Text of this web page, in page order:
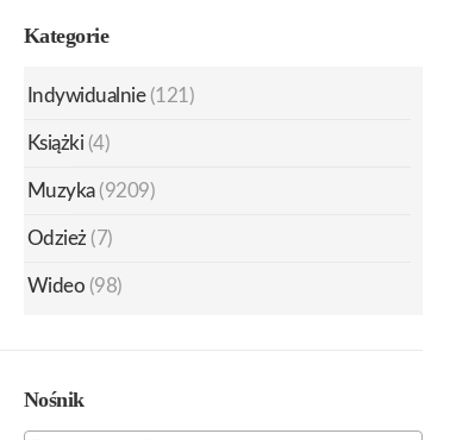
Kategorie
Indywidualnie (121)
Książki (4)
Muzyka (9209)
Odzież (7)
Wideo (98)
Nośnik